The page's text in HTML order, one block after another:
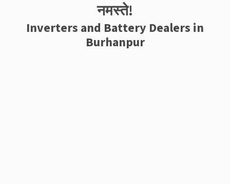
नमस्ते!
Inverters and Battery Dealers in
Burhanpur